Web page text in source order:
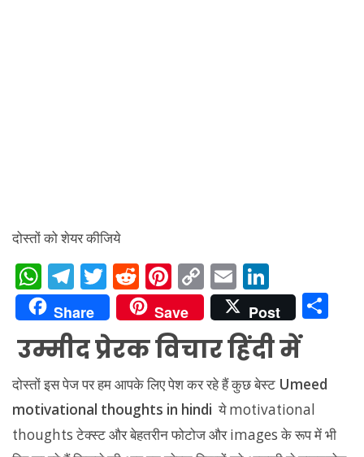
दोस्तों को शेयर कीजिये
W
h
at
s
A
p
p
T
el
e
gr
a
m
T
w
itt
er
R
e
d
di
t
Pi
nt
er
e
st
C
o
p
y
Li
n
k
E
m
ai
l
n
k
e
dI
n
Share Save Post
उम्मीदप्रेरक विचार हिंदी में
दोस्तों इस पेज पर हम आपके लिए पेश कर रहे हैं कुछ बेस्ट Umeed
motivational thoughts in hindiये motivational
thoughts टेक्स्ट और बेहतरीन फोटोज और images के रूप में भी